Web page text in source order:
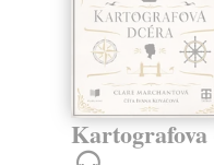
Kartografova